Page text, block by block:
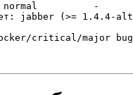
jabber (>= 1.4.4-